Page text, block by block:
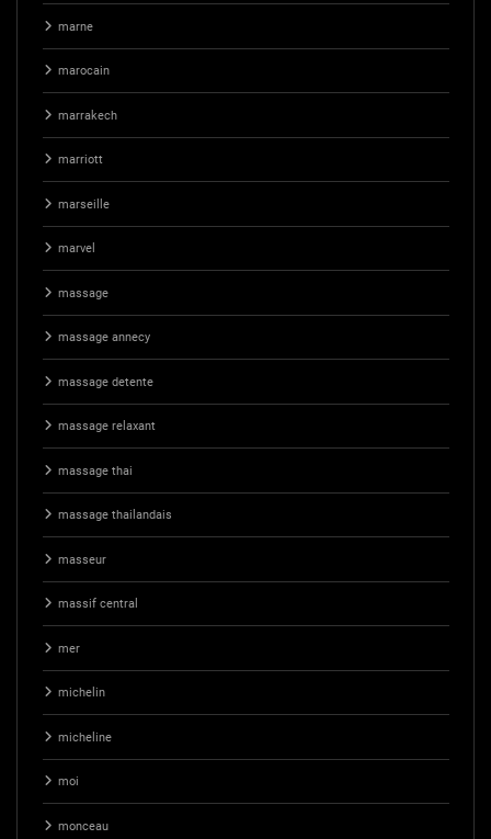
marne
marocain
marrakech
marriott
marseille
marvel
massage
massage annecy
massage detente
massage relaxant
massage thai
massage thailandais
masseur
massif central
mer
michelin
micheline
moi
monceau